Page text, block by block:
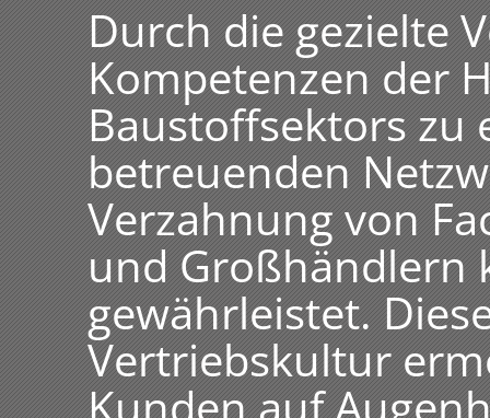
Durch die gezielte
Kompetenzen der
Baustoffsektors zu
betreuenden
Verzahnung von
und Großhändlern
gewährleistet.
Vertriebskultur